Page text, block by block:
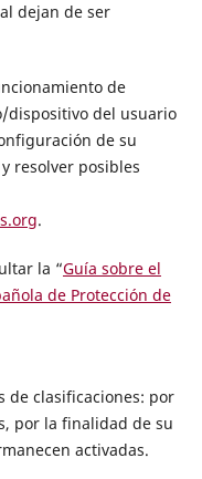
dejan de ser
de
del usuario
de su
resolver posibles
.
la “Guía sobre el
de Protección de
de clasificaciones: por
por la finalidad de su
activadas.